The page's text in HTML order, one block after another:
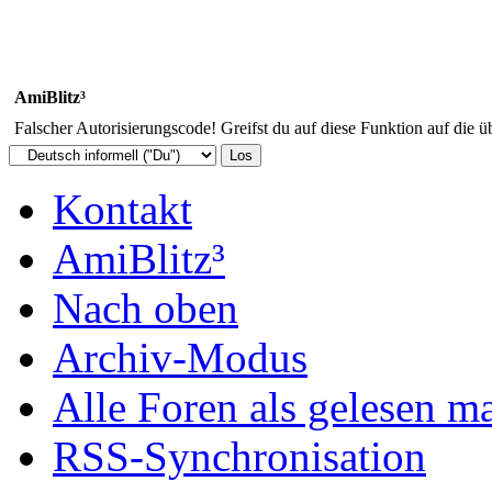
AmiBlitz³
Falscher Autorisierungscode! Greifst du auf diese Funktion auf die
Kontakt
AmiBlitz³
Nach oben
Archiv-Modus
Alle Foren als gelesen
RSS-Synchronisation